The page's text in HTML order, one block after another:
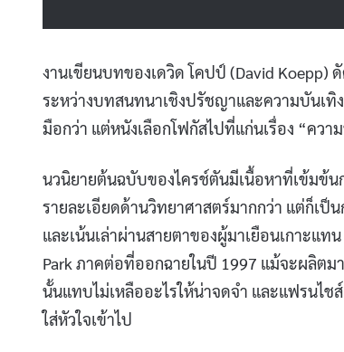
งานเขียนบทของเดวิด โคปป์ (David Koepp)
ระหว่างบทสนทนาเชิงปรัชญาและความบันเ
มือกว่า แต่หนังเลือกโฟกัสไปที่แก่นเรื่อง “ควา
นวนิยายต้นฉบับของไครช์ตันมีเนื้อหาที่เข้มข้
รายละเอียดด้านวิทยาศาสตร์มากกว่า แต่ก็เ
และเน้นเล่าผ่านสายตาของผู้มาเยือนเกาะแท
Park ภาคต่อที่ออกฉายในปี 1997 แม้จะผลิต
นั้นแทบไม่เหลืออะไรให้น่าจดจำ และแฟรนไ
ใส่หัวใจเข้าไป